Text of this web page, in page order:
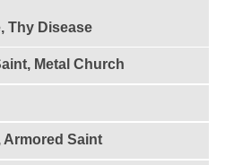
Thy Disease
Metal Church
Armored Saint